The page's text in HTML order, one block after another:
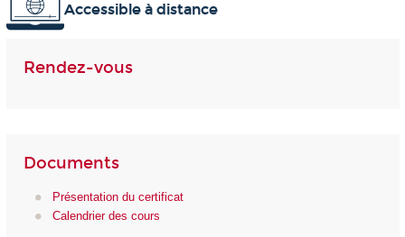
Accessible à distance
Rendez-vous
Documents
Présentation du certificat
Calendrier des cours